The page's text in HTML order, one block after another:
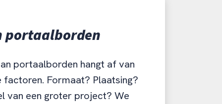
portaalborden
portaalborden hangt af van
factoren. Formaat? Plaatsing?
van een groter project? We